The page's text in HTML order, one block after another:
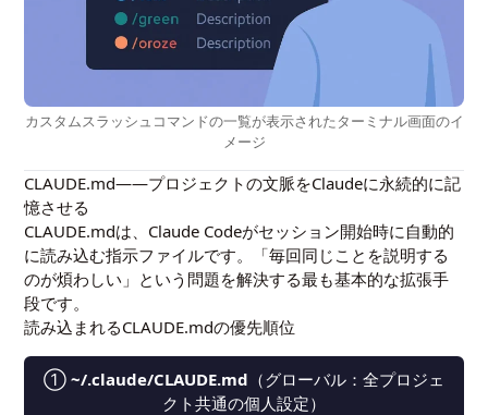
カスタムスラッシュコマンドの一覧が表示されたターミナル画面のイ
メージ
CLAUDE.md——プロジェクトの文脈をClaudeに永続的に記
憶させる
CLAUDE.mdは、Claude Codeがセッション開始時に自動的
に読み込む指示ファイルです。「毎回同じことを説明する
のが煩わしい」という問題を解決する最も基本的な拡張手
段です。
読み込まれるCLAUDE.mdの優先順位
① ~/.claude/CLAUDE.md （グローバル：全プロジェ
クト共通の個人設定）